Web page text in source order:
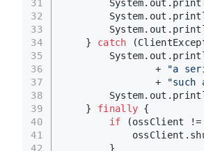
31
32
33
34
35
36
37
38
39
40
41
42
    }
catch
                +
"a
                +
"such
    }
finally {
if (ossClient !=
        }